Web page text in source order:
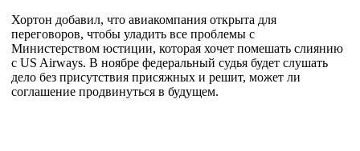
Хортон добавил, что авиакомпания открыта для
переговоров, чтобы уладить все проблемы с
Министерством юстиции, которая хочет помешать слиянию
с US Airways. В ноябре федеральный судья будет слушать
дело без присутствия присяжных и решит, может ли
соглашение продвинуться в будущем.